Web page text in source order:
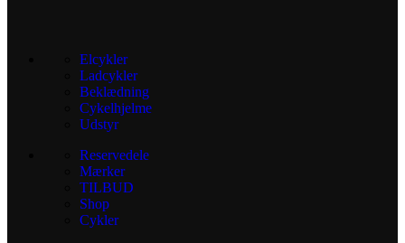
Elcykler
Ladcykler
Beklædning
Cykelhjelme
Udstyr
Reservedele
Mærker
TILBUD
Shop
Cykler